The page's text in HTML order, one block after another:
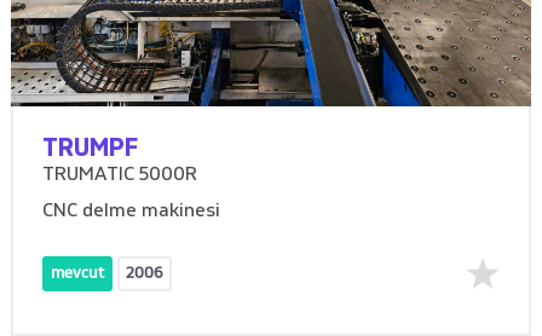
TRUMPF
TRUMATIC 5000R
CNC delme makinesi
mevcut 2006